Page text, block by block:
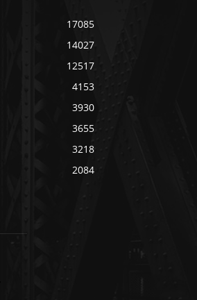
17085
14027
12517
4153
3930
3655
3218
2084